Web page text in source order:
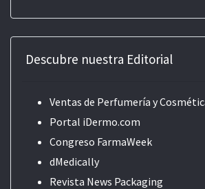
Descubre nuestra Editorial
Ventas de Perfumería y
Portal iDermo.com
Congreso FarmaWeek
dMedically
Revista News Packaging